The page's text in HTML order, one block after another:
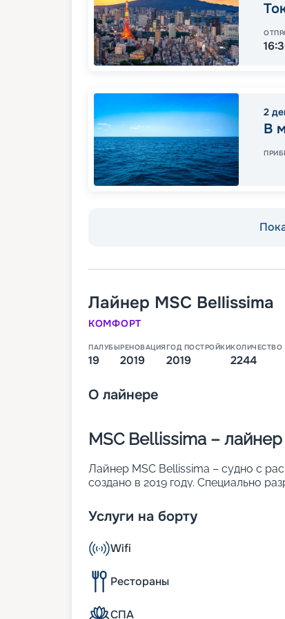
2
В
Лайнер MSC Bellissima
КОМФОРТ
ПАЛУБЫ
19
РЕНОВАЦИЯ
2019
ГОД ПОСТРОЙКИ
2019
КОЛИЧЕСТВО
2244
О лайнере
MSC Bellissima –
Лайнер MSC Bellissima – судно с
создано в 2019 году. Специально
приложение, с помощью которого
одновременно находиться до 5 714
каюты разных видов. Другие
• ширина – 43 м;
• водоизмещение – около 172 тыс. т;
• количество палуб – 19;
• осадка – 12,7 м;
Услуги на борту
Wifi
Рестораны
СПА